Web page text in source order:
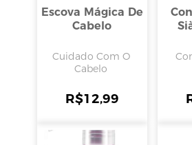
Escova Mágica De
Cabelo
Cuidado Com O
Cabelo
R$12,99